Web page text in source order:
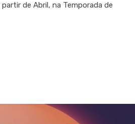
de Abril, na Temporada de